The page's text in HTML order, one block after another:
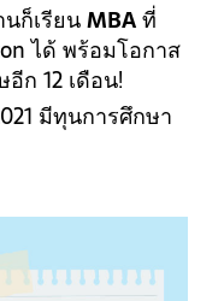
ก็เรียนMBAที่
ได้ พร้อมโอกาส
ก 12 เดือน!
มีทุนการศึกษา